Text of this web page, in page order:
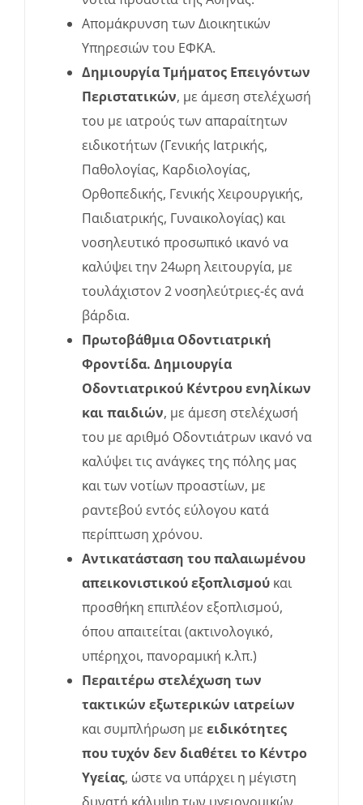
Απομάκρυνση των Διοικητικών
Υπηρεσιών του ΕΦΚΑ.
Δημιουργία Τμήματος Επειγόντων
Περιστατικών, με άμεση στελέχωσή
του με ιατρούς των απαραίτητων
ειδικοτήτων (Γενικής Ιατρικής,
Παθολογίας, Καρδιολογίας,
Ορθοπεδικής, Γενικής Χειρουργικής,
Παιδιατρικής, Γυναικολογίας) και
νοσηλευτικό προσωπικό ικανό να
καλύψει την 24ωρη λειτουργία, με
τουλάχιστον 2 νοσηλεύτριες-ές ανά
βάρδια.
Πρωτοβάθμια Οδοντιατρική
Φροντίδα. Δημιουργία
Οδοντιατρικού Κέντρου ενηλίκων
και παιδιών, με άμεση στελέχωσή
του με αριθμό Οδοντιάτρων ικανό να
καλύψει τις ανάγκες της πόλης μας
και των νοτίων προαστίων, με
ραντεβού εντός εύλογου κατά
περίπτωση χρόνου.
Αντικατάσταση του παλαιωμένου
απεικονιστικού εξοπλισμούκαι
προσθήκη επιπλέον εξοπλισμού,
όπου απαιτείται (ακτινολογικό,
υπέρηχοι, πανοραμική κ.λπ.)
Περαιτέρω στελέχωση των
τακτικών εξωτερικών ιατρείων
και συμπλήρωση με ειδικότητες
που τυχόν δεν διαθέτει το Κέντρο
Υγείας, ώστε να υπάρχει η μέγιστη
δυνατή κάλυψη των υγειονομικών